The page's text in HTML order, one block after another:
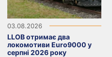
03.08.2026
LLOB отримає два
локомотиви Euro9000 у
серпні 2026 року